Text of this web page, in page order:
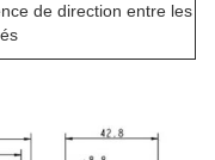
de direction entre les